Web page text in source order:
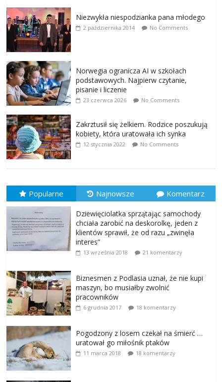
Niezwykła niespodzianka pana młodego
2 października 2014 No Comments
Norwegia ogranicza AI w szkołach
podstawowych. Najpierw czytanie,
pisanie i liczenie
23 czerwca 2026 No Comments
Zakrztusił się żelkiem. Rodzice poszukują
kobiety, która uratowała ich synka
12 stycznia 2022 No Comments
Popularne Najnowsze Komentarz
Dziewięciolatka sprzątając samochody
chciała zarobić na deskorolkę, jeden z
klientów sprawił, że od razu „zwinęła
interes”
13 września 2018 21 komentarzy
Biznesmen z Podlasia uznał, że nie kupi
maszyn, bo musiałby zwolnić
pracowników
6 grudnia 2017 18 komentarzy
Pogodzony z losem czekał na śmierć …
uratował go miłośnik ptaków
11 marca 2018 18 komentarzy